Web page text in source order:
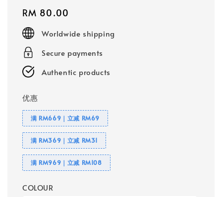
Regular
price
RM 80.00
Worldwide shipping
Secure payments
Authentic products
优惠
满 RM669｜立减 RM69
满 RM369｜立减 RM31
满 RM969｜立减 RM108
COLOUR